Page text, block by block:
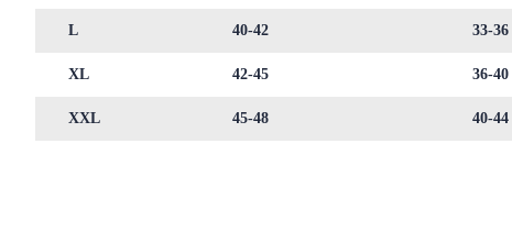
L 40-42 33-36
XL 42-45 36-40
XXL 45-48 40-44